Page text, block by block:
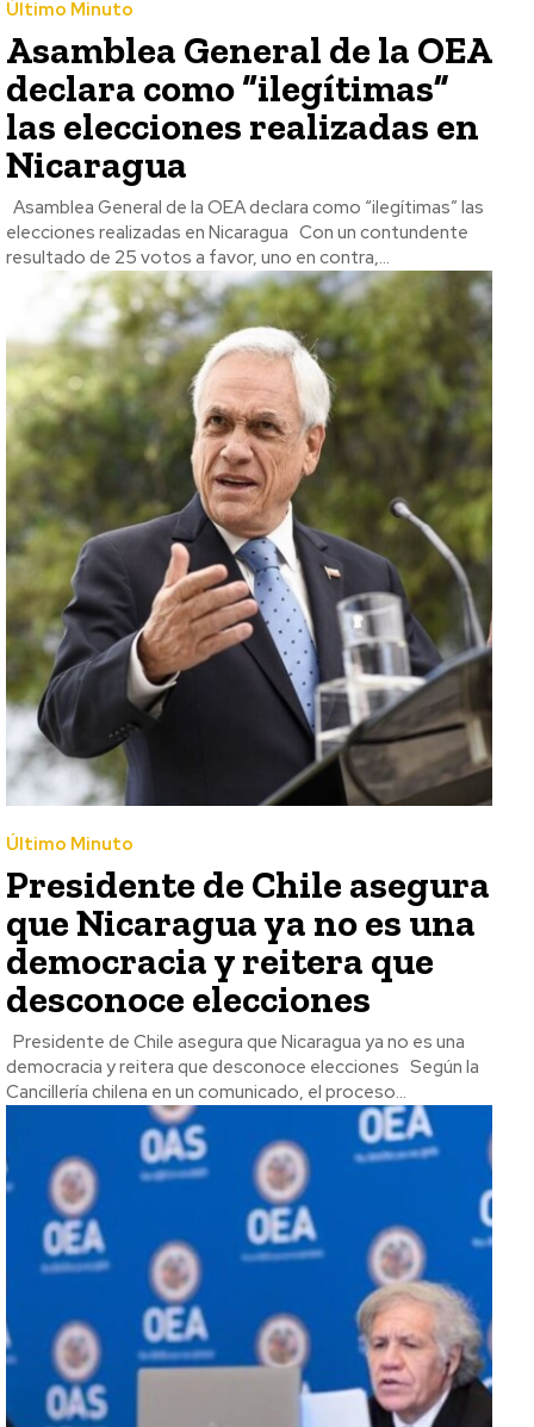
Último Minuto
Asamblea General de la OEA
declara como “ilegítimas”
las elecciones realizadas en
Nicaragua
Asamblea General de la OEA declara como “ilegítimas” las
elecciones realizadas en Nicaragua Con un contundente
resultado de 25 votos a favor, uno en contra,...
Último Minuto
Presidente de Chile asegura
que Nicaragua ya no es una
democracia y reitera que
desconoce elecciones
Presidente de Chile asegura que Nicaragua ya no es una
democracia y reitera que desconoce elecciones Según la
Cancillería chilena en un comunicado, el proceso...